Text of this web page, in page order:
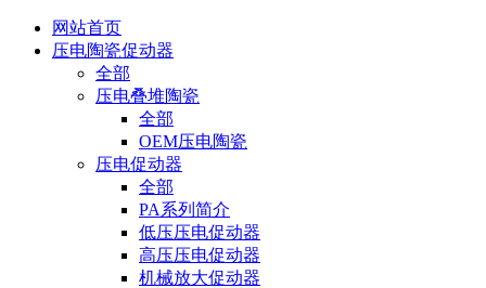
网站首页
压电陶瓷促动器
全部
压电叠堆陶瓷
全部
OEM压电陶瓷
压电促动器
全部
PA系列简介
低压压电促动器
高压压电促动器
机械放大促动器